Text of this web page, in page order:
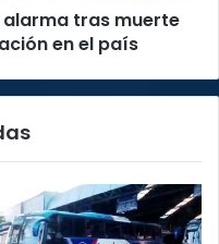
tras muerte
en el país